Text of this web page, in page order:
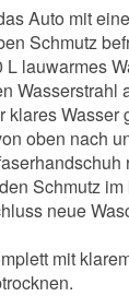
Auto mit
Schmutz
lauwarmes
Wasserstrahl
klares Wasser
oben nach
Schmutz
neue
mit